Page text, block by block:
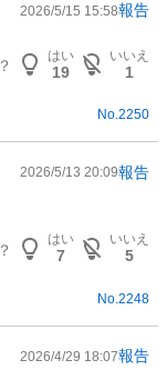
2026/5/15 15:58報告
はい
19
いいえ
1
No.2250
2026/5/13 20:09報告
はい
7
いいえ
5
No. 2248
2026/4/29 18:07報告